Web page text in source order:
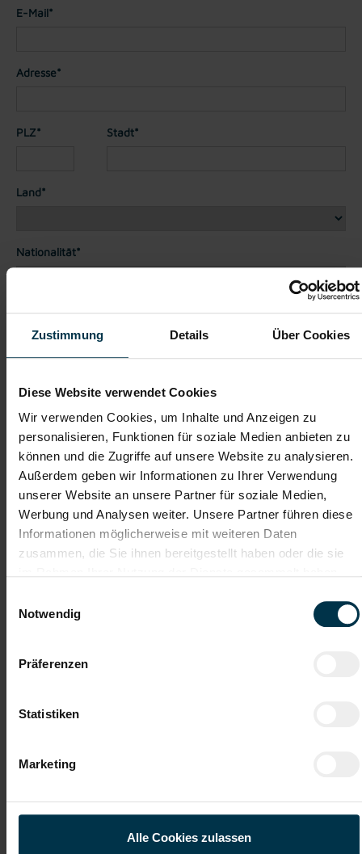
Zustimmung Details Über Cookies
Diese Website verwendet Cookies
Wir verwenden Cookies, um Inhalte und Anzeigen zu
personalisieren, Funktionen für soziale Medien anbieten zu
können und die Zugriffe auf unsere Website zu analysieren.
Außerdem geben wir Informationen zu Ihrer Verwendung
unserer Website an unsere Partner für soziale Medien,
Werbung und Analysen weiter. Unsere Partner führen diese
Informationen möglicherweise mit weiteren Daten
zusammen, die Sie ihnen bereitgestellt haben oder die sie
Notwendig
Präferenzen
Statistiken
Marketing
Alle Cookies zulassen
E-Mail*
Adresse*
PLZ* Stadt*
Land*
Nationalität*
Telefon*
Lebenslauf
Bewerbungsschreiben
Empfehlungschreiben / Zeugnisse
Datei 4
und willige ein, dass meine personenbezogenen Daten im
Rahmen meiner Initiativbewerbung für die Dauer von drei
Jahren verarbeitet werden dürfen.*